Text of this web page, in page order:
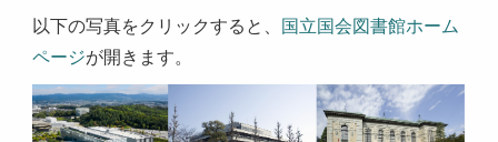
以下の写真をクリックすると、 国立国会図書館ホーム
ページが開きます。